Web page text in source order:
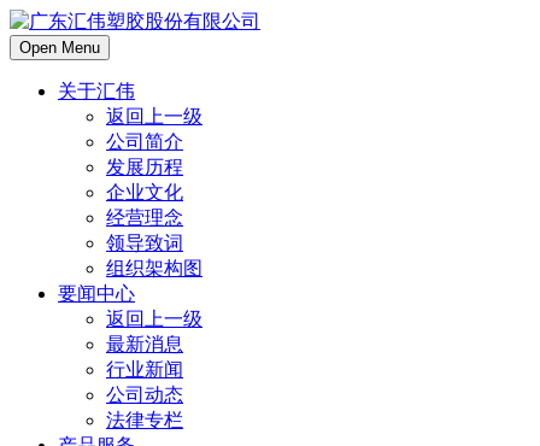
Open Menu
关于汇伟
返回上一级
公司简介
发展历程
企业文化
经营理念
领导致词
组织架构图
要闻中心
返回上一级
最新消息
行业新闻
公司动态
法律专栏